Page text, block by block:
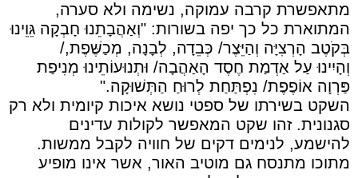
מתאפשרת קרבה עמוקה, נשימה ולא סערה,
המתוארת כל כך יפה בשורות: "וְאַהֲבָתֵנוּ חָבְקָה גֵּוֵינוּ
בְּקֹטֶב הָרְצִיָּה וְהַיֵּצֶר/ כְּבֵדָה, לְבָנָה, מְכַשֶּׁפֶת,/
וְהָיִינוּ עַל אַדְמַת חֶסֶד הָאַהֲבָה/ וּתְנוּעוֹתֵינוּ מְנִיפַת
פַּרְוָה אוֹפֶפֶת/ נִפְתַּחַת לְרוּחַ הַתְּשׁוּקָה."
השקט בשירתו של ספטי נושא איכות קיומית ולא רק
סגנונית. זהו שקט המאפשר לקולות עדינים
להישמע, לנימים דקים של חוויה לקבל ממשות.
מתוכו מתנסח גם מוטיב האור, אשר אינו מופיע